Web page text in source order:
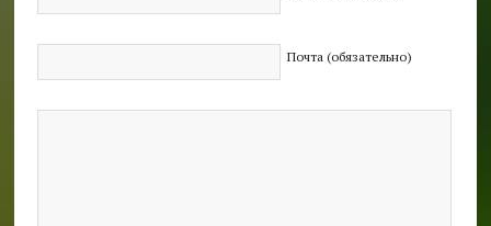
Почта (обязательно)